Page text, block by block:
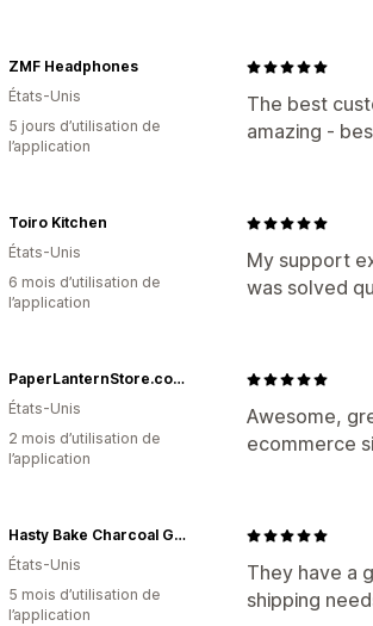
The best
amazing -
ZMF Headphones
États-Unis
5 jours d’utilisation de
l’application
My support
was solved
Toiro Kitchen
États-Unis
6 mois d’utilisation de
l’application
Awesome,
ecommerce
PaperLanternStore.com - Paper Lanterns, Decor, Party Lights & More
États-Unis
2 mois d’utilisation de
l’application
They have a
shipping
Hasty Bake Charcoal Grills
États-Unis
5 mois d’utilisation de
l’application